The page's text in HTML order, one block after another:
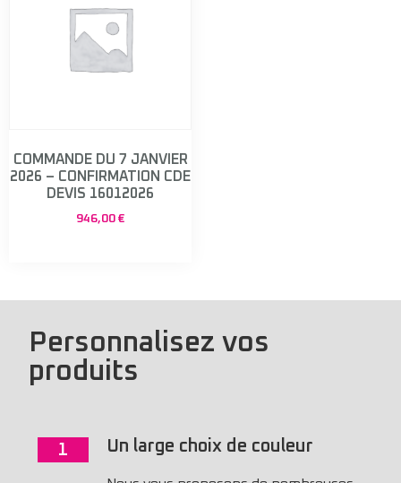
COMMANDE DU 7 JANVIER
2026 – CONFIRMATION CDE
DEVIS 16012026
946,00 €
Personnalisez vos
produits
1 Un large choix de couleur